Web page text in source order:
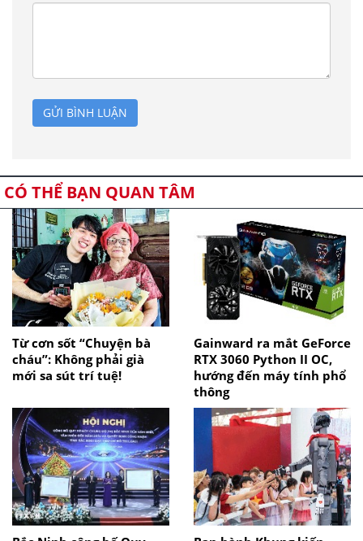
GỬI BÌNH LUẬN
CÓ THỂ BẠN QUAN TÂM
Từ cơn sốt “Chuyện bà
cháu”: Không phải già
mới sa sút trí tuệ!
Gainward ra mắt GeForce
RTX 3060 Python II OC,
hướng đến máy tính phổ
thông